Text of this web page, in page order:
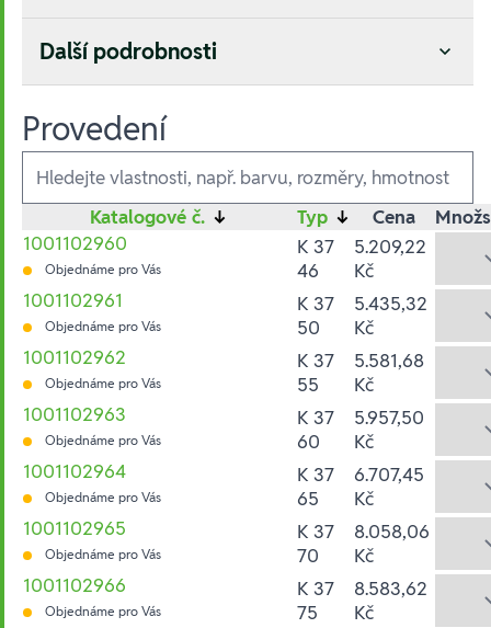
Další podrobnosti
Provedení
Ausführungen
Katalogové č. ↓ Typ ↓ Cena
1001102960
Objednáme pro Vás
K 37
46
5.209,22
Kč
1001102961
Objednáme pro Vás
K 37
50
5.435,32
Kč
1001102962
Objednáme pro Vás
K 37
55
5.581,68
Kč
1001102963
Objednáme pro Vás
K 37
60
5.957,50
Kč
1001102964
Objednáme pro Vás
K 37
65
6.707,45
Kč
1001102965
Objednáme pro Vás
K 37
70
8.058,06
Kč
1001102966
Objednáme pro Vás
K 37
75
8.583,62
Kč